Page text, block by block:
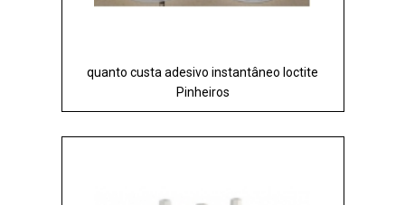
quanto custa adesivo instantâneo loctite
Pinheiros